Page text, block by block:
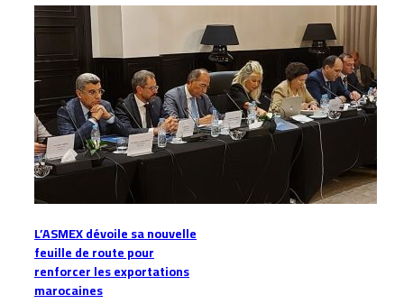
L’ASMEX dévoile sa nouvelle
feuille de route pour
renforcer les exportations
marocaines